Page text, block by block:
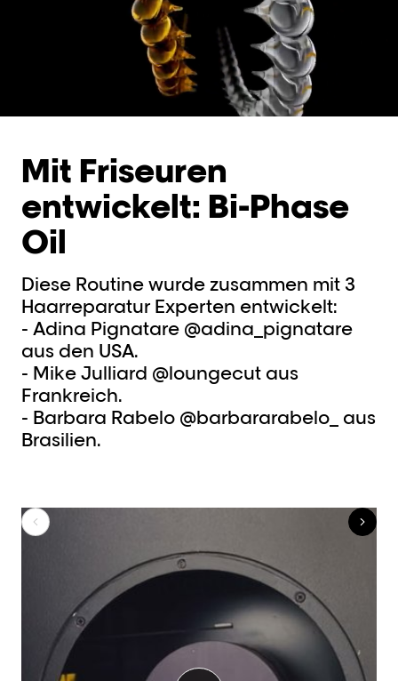
Mit Friseuren
entwickelt: Bi-Phase
Oil
Diese Routine wurde zusammen mit 3
Haarreparatur Experten entwickelt:
- Adina Pignatare @adina_pignatare
aus den USA.
- Mike Julliard @loungecut aus
Frankreich.
- Barbara Rabelo @barbararabelo_ aus
Brasilien.